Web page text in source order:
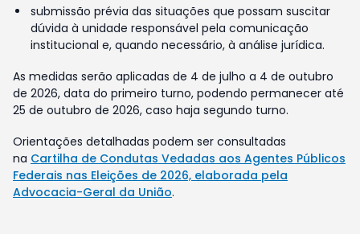
submissão prévia das situações que possam suscitar
dúvida à unidade responsável pela comunicação
institucional e, quando necessário, à análise jurídica.
As medidas serão aplicadas de 4 de julho a 4 de outubro
de 2026, data do primeiro turno, podendo permanecer até
25 de outubro de 2026, caso haja segundo turno.
Orientações detalhadas podem ser consultadas
na Cartilha de Condutas Vedadas aos Agentes Públicos
Federais nas Eleições de 2026, elaborada pela
Advocacia-Geral da União.